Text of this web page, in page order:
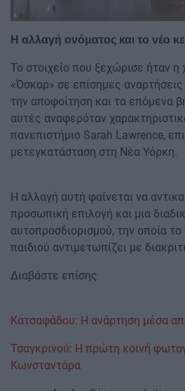
Η αλλαγή ονόματος και το νέο
Το στοιχείο που ξεχώρισε ήταν
«Όσκαρ» σε επίσημες αναρτήσεις
την αποφοίτηση και τα επόμενα
αυτές αναφερόταν
πανεπιστήμιο Sarah Lawrence,
μετεγκατάσταση στη Νέα Υόρκη.
Η αλλαγή αυτή φαίνεται να
προσωπική επιλογή και μια
αυτοπροσδιορισμού, την οποία
παιδιού αντιμετωπίζει με
Διαβάστε επίσης
Κατσαφάδου: Η ανάρτηση μέσα
Τσαγκρινού: Η πρώτη κοινή
Κωνσταντάρα